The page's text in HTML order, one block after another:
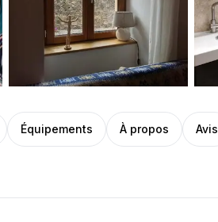
Équipements À propos Avis